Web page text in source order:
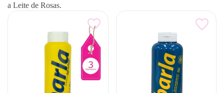
a Leite de Rosas.